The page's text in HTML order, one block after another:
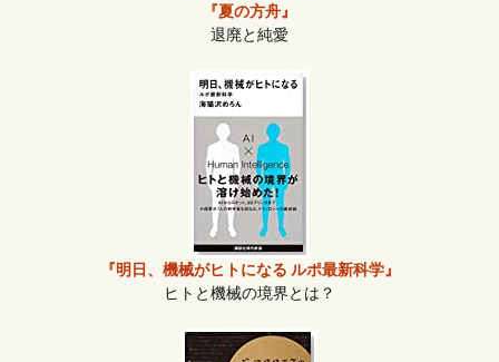
『夏の方舟』
退廃と純愛
『明日、機械がヒトになる ルポ最新科学』
ヒトと機械の境界とは？